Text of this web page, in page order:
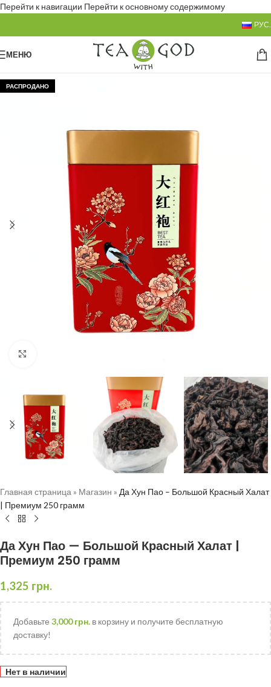
Перейти к навигации Перейти к основному содержимому
РУС.
МЕНЮ
РАСПРОДАНО
Главная страница » Магазин » Да Хун Пао – Большой Красный Халат
| Премиум 250 грамм
Да Хун Пао — Большой Красный Халат |
Премиум 250 грамм
1,325 грн.
Добавьте 3,000грн. в корзину и получите бесплатную
доставку!
Нет в наличии